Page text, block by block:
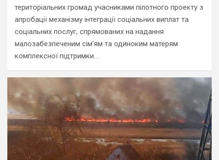
територіальних громад учасниками пілотного проекту з
апробації механізму інтеграції соціальних виплат та
соціальних послуг, спрямованих на надання
малозабезпеченим сім’ям та одиноким матерям
комплексної підтримки.…